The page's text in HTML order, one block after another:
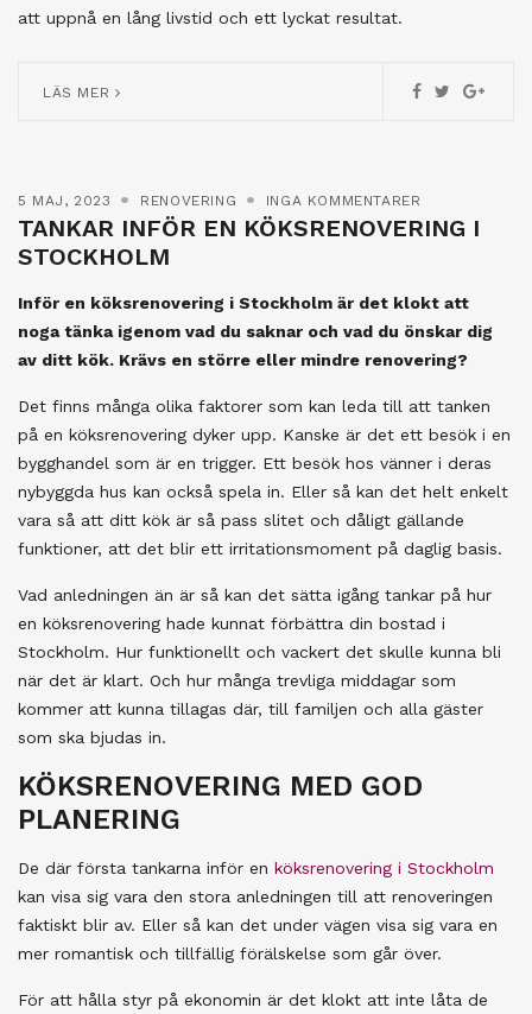
att uppnå en lång livstid och ett lyckat resultat.
LÄS MER
5 MAJ, 2023 RENOVERING INGA KOMMENTARER
TANKAR INFÖR EN KÖKSRENOVERING I
STOCKHOLM
Inför en köksrenovering i Stockholm är det klokt att
noga tänka igenom vad du saknar och vad du önskar dig
av ditt kök. Krävs en större eller mindre renovering?
Det finns många olika faktorer som kan leda till att tanken
på en köksrenovering dyker upp. Kanske är det ett besök i en
bygghandel som är en trigger. Ett besök hos vänner i deras
nybyggda hus kan också spela in. Eller så kan det helt enkelt
vara så att ditt kök är så pass slitet och dåligt gällande
funktioner, att det blir ett irritationsmoment på daglig basis.
Vad anledningen än är så kan det sätta igång tankar på hur
en köksrenovering hade kunnat förbättra din bostad i
Stockholm. Hur funktionellt och vackert det skulle kunna bli
när det är klart. Och hur många trevliga middagar som
kommer att kunna tillagas där, till familjen och alla gäster
som ska bjudas in.
KÖKSRENOVERING MED GOD
PLANERING
De där första tankarna inför en köksrenovering i Stockholm
kan visa sig vara den stora anledningen till att renoveringen
faktiskt blir av. Eller så kan det under vägen visa sig vara en
mer romantisk och tillfällig förälskelse som går över.
För att hålla styr på ekonomin är det klokt att inte låta de